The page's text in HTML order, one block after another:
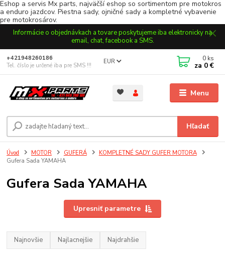
Eshop a servis Mx parts, najväčší eshop so sortimentom pre motokros
a enduro jazdcov. Piestna sady, ojničné sady a kompletné vybavenie
pre motokrosárov.
Informácie o objednávkach a tovare poskytujeme iba elektronicky na
email, chat, facebook a SMS.
Menu
EUR
Hľadať
+421948260186
Tel. číslo je určené iba pre SMS !!!
0 ks
za 0 €
Úvod MOTOR GUFERÁ
KOMPLETNÉ SADY GUFER MOTORA
Gufera Sada YAMAHA
Gufera Sada YAMAHA
Upresniť parametre
Najnovšie Najlacnejšie Najdrahšie